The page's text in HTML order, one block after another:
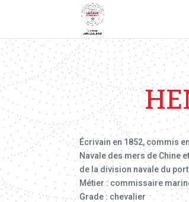
Écrivain en 1852, commis
Navale des mers de Chine
de la division navale du
Métier : commissaire
Grade : chevalier